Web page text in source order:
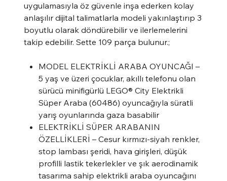
uygulamasıyla öz güvenle inşa ederken kolay
anlaşılır dijital talimatlarla modeli yakınlaştırıp 3
boyutlu olarak döndürebilir ve ilerlemelerini
takip edebilir. Sette 109 parça bulunur.;
MODEL ELEKTRİKLİ ARABA OYUNCAĞI –
5 yaş ve üzeri çocuklar, akıllı telefonu olan
sürücü minifigürlü LEGO® City Elektrikli
Süper Araba (60486) oyuncağıyla süratli
yarış oyunlarında gaza basabilir
ELEKTRİKLİ SÜPER ARABANIN
ÖZELLİKLERİ – Cesur kırmızı-siyah renkler,
stop lambası şeridi, hava girişleri, düşük
profilli lastik tekerlekler ve şık aerodinamik
tasarıma sahip elektrikli araba oyuncağını